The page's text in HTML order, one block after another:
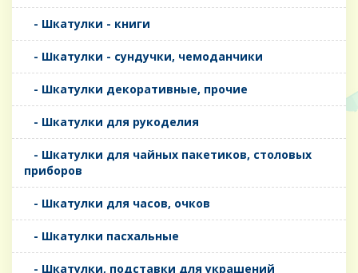
- Шкатулки - книги
- Шкатулки - сундучки, чемоданчики
- Шкатулки декоративные, прочие
- Шкатулки для рукоделия
- Шкатулки для чайных пакетиков, столовых
приборов
- Шкатулки для часов, очков
- Шкатулки пасхальные
- Шкатулки, подставки для украшений